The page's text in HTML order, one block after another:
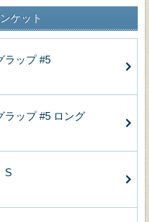
ケット
ラップ #5
ラップ #5 ロング
S